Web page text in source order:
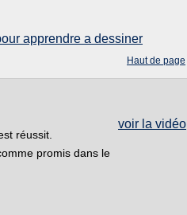
apprendre a dessiner
Haut de page
voir la vidéo
réussit.
promis dans le